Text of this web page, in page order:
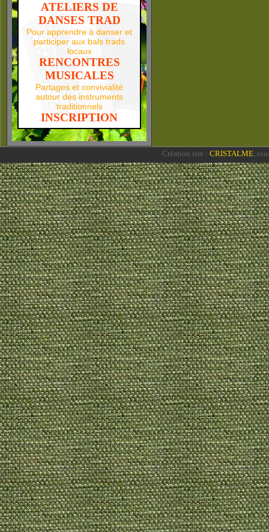
ATELIERS DE
DANSES TRAD
Pour apprendre à danser et
participer aux bals trads
locaux
RENCONTRES
MUSICALES
Partages et convivialité
autour des instruments
traditionnels
INSCRIPTION
Création site : CRISTALME,